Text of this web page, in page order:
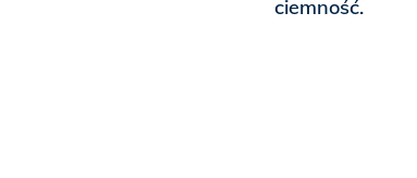
ciemność.